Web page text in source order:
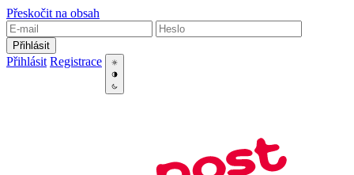
Přeskočit na obsah
Přihlásit
Přihlásit Registrace